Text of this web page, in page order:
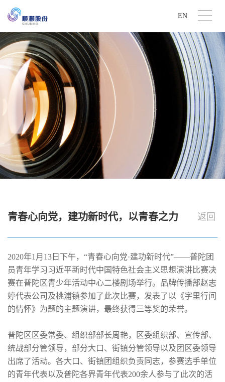
EN
青春心向党，建功新时代，以青春之力
返回
2020年1月13日下午，“青春心向党·建功新时代”——普陀团
员青年学习习近平新时代中国特色社会主义思想演讲比赛决
赛在普陀区青少年活动中心二楼剧场举行。品牌传播部赵志
婷代表公司及桃浦镇参加了此次比赛，发表了以《字里行间
的情怀》为题的主题演讲，最终获得三等奖的荣誉。
普陀区区委常委、组织部部长周艳，区委组织部、宣传部、
统战部分管领导，部分大口、街镇分管领导以及团区委领导
出席了活动。各大口、街镇团组织负责同志，参赛选手单位
的青年代表以及普陀各界青年代表200余人参与了此次的活